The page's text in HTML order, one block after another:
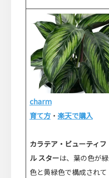
charm
育て方・ 楽天で購入
カラテア・ビューティフ
ル スターは、葉の色が緑
色と黄緑色で構成されて